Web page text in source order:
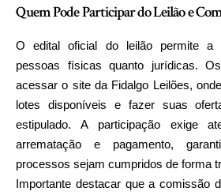
Quem Pode Participar do Leilão e
O edital oficial do leilão permite a
pessoas físicas quanto jurídicas.
acessar o site da Fidalgo Leilões,
lotes disponíveis e fazer suas
estipulado. A participação exige
arrematação e pagamento,
processos sejam cumpridos de forma
Importante destacar que a comissão